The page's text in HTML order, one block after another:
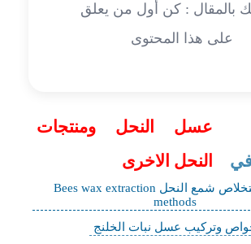
بالمقال : كن أول من يعلق
على هذا المحتوى
عسل النحل ومنتجات
النحل الاخرى
طرق استخلاص شمع النحل Bees wax extraction
methods
وتركيب عسل نبات الخلنج